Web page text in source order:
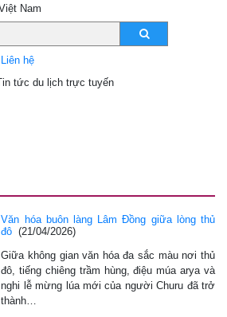
Liên hệ
Văn hóa buôn làng Lâm Ðồng giữa lòng thủ
đô (21/04/2026)
Giữa không gian văn hóa đa sắc màu nơi thủ
đô, tiếng chiêng trầm hùng, điệu múa arya và
nghi lễ mừng lúa mới của người Churu đã trở
thành…